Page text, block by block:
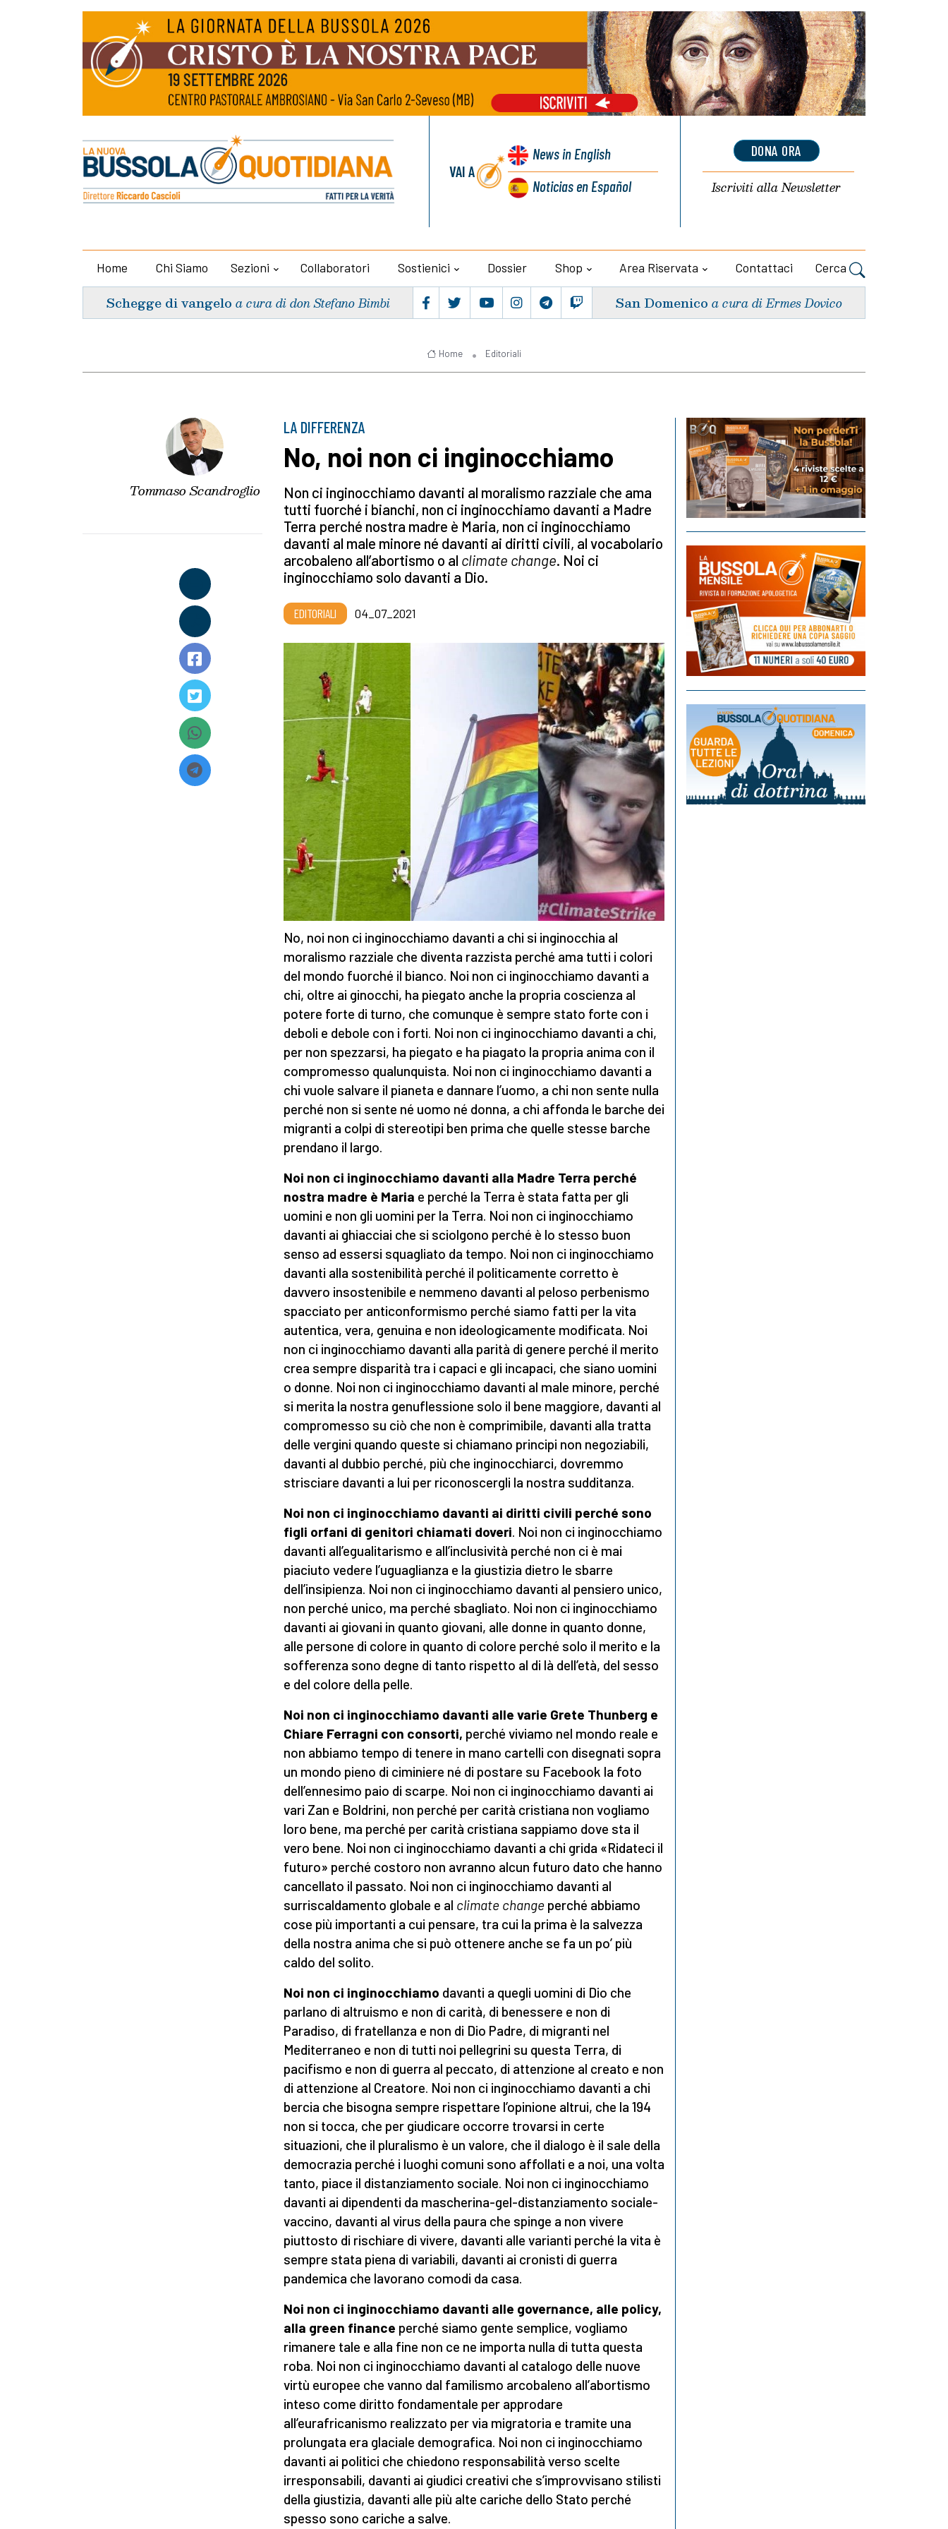
VAI A
Newsin English
Noticiasen Español
DONA ORA
Iscriviti allaNewsletter
Home Chi Siamo Sezioni Collaboratori Sostienici Dossier Shop Area Riservata Contattaci Cerca
Schegge di vangelo a cura di don Stefano Bimbi San Domenico a cura di Ermes Dovico
Home Editoriali
Tommaso Scandroglio
LA DIFFERENZA
No, noi non ci inginocchiamo
Non ci inginocchiamo davanti al moralismo razziale che ama
tutti fuorché i bianchi, non ci inginocchiamo davanti a Madre
Terra perché nostra madre è Maria, non ci inginocchiamo
davanti al male minore né davanti ai diritti civili, al vocabolario
arcobaleno all’abortismo o al climate change. Noi ci
inginocchiamo solo davanti a Dio.
EDITORIALI 04_07_2021
No, noi non ci inginocchiamo davanti a chi si inginocchia al
moralismo razziale che diventa razzista perché ama tutti i colori
del mondo fuorché il bianco. Noi non ci inginocchiamo davanti a
chi, oltre ai ginocchi, ha piegato anche la propria coscienza al
potere forte di turno, che comunque è sempre stato forte con i
deboli e debole con i forti. Noi non ci inginocchiamo davanti a chi,
per non spezzarsi, ha piegato e ha piagato la propria anima con il
compromesso qualunquista. Noi non ci inginocchiamo davanti a
chi vuole salvare il pianeta e dannare l’uomo, a chi non sente nulla
perché non si sente né uomo né donna, a chi affonda le barche dei
migranti a colpi di stereotipi ben prima che quelle stesse barche
prendano il largo.
Noi non ci inginocchiamo davanti alla Madre Terra perché
nostra madre è Maria e perché la Terra è stata fatta per gli
uomini e non gli uomini per la Terra. Noi non ci inginocchiamo
davanti ai ghiacciai che si sciolgono perché è lo stesso buon
senso ad essersi squagliato da tempo. Noi non ci inginocchiamo
davanti alla sostenibilità perché il politicamente corretto è
davvero insostenibile e nemmeno davanti al peloso perbenismo
spacciato per anticonformismo perché siamo fatti per la vita
autentica, vera, genuina e non ideologicamente modificata. Noi
non ci inginocchiamo davanti alla parità di genere perché il merito
crea sempre disparità tra i capaci e gli incapaci, che siano uomini
o donne. Noi non ci inginocchiamo davanti al male minore, perché
si merita la nostra genuflessione solo il bene maggiore, davanti al
compromesso su ciò che non è comprimibile, davanti alla tratta
delle vergini quando queste si chiamano principi non negoziabili,
davanti al dubbio perché, più che inginocchiarci, dovremmo
strisciare davanti a lui per riconoscergli la nostra sudditanza.
Noi non ci inginocchiamo davanti ai diritti civili perché sono
figli orfani di genitori chiamati doveri. Noi non ci inginocchiamo
davanti all’egualitarismo e all’inclusività perché non ci è mai
piaciuto vedere l’uguaglianza e la giustizia dietro le sbarre
dell’insipienza. Noi non ci inginocchiamo davanti al pensiero unico,
non perché unico, ma perché sbagliato. Noi non ci inginocchiamo
davanti ai giovani in quanto giovani, alle donne in quanto donne,
alle persone di colore in quanto di colore perché solo il merito e la
sofferenza sono degne di tanto rispetto al di là dell’età, del sesso
e del colore della pelle.
Noi non ci inginocchiamo davanti alle varie Grete Thunberg e
Chiare Ferragni con consorti, perché viviamo nel mondo reale e
non abbiamo tempo di tenere in mano cartelli con disegnati sopra
un mondo pieno di ciminiere né di postare su Facebook la foto
dell’ennesimo paio di scarpe. Noi non ci inginocchiamo davanti ai
vari Zan e Boldrini, non perché per carità cristiana non vogliamo
loro bene, ma perché per carità cristiana sappiamo dove sta il
vero bene. Noi non ci inginocchiamo davanti a chi grida «Ridateci il
futuro» perché costoro non avranno alcun futuro dato che hanno
cancellato il passato. Noi non ci inginocchiamo davanti al
surriscaldamento globale e al climate change perché abbiamo
cose più importanti a cui pensare, tra cui la prima è la salvezza
della nostra anima che si può ottenere anche se fa un po’ più
caldo del solito.
Noi non ci inginocchiamo davanti a quegli uomini di Dio che
parlano di altruismo e non di carità, di benessere e non di
Paradiso, di fratellanza e non di Dio Padre, di migranti nel
Mediterraneo e non di tutti noi pellegrini su questa Terra, di
pacifismo e non di guerra al peccato, di attenzione al creato e non
di attenzione al Creatore. Noi non ci inginocchiamo davanti a chi
bercia che bisogna sempre rispettare l’opinione altrui, che la 194
non si tocca, che per giudicare occorre trovarsi in certe
situazioni, che il pluralismo è un valore, che il dialogo è il sale della
democrazia perché i luoghi comuni sono affollati e a noi, una volta
tanto, piace il distanziamento sociale. Noi non ci inginocchiamo
davanti ai dipendenti da mascherina-gel-distanziamento sociale-
vaccino, davanti al virus della paura che spinge a non vivere
piuttosto di rischiare di vivere, davanti alle varianti perché la vita è
sempre stata piena di variabili, davanti ai cronisti di guerra
pandemica che lavorano comodi da casa.
Noi non ci inginocchiamo davanti alle governance, alle policy,
alla green finance perché siamo gente semplice, vogliamo
rimanere tale e alla fine non ce ne importa nulla di tutta questa
roba. Noi non ci inginocchiamo davanti al catalogo delle nuove
virtù europee che vanno dal familismo arcobaleno all’abortismo
inteso come diritto fondamentale per approdare
all’eurafricanismo realizzato per via migratoria e tramite una
prolungata era glaciale demografica. Noi non ci inginocchiamo
davanti ai politici che chiedono responsabilità verso scelte
irresponsabili, davanti ai giudici creativi che s’improvvisano stilisti
della giustizia, davanti alle più alte cariche dello Stato perché
spesso sono cariche a salve.